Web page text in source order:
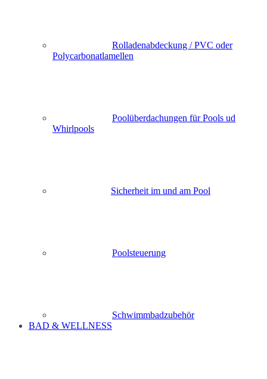
Rolladenabdeckung / PVC oder
Polycarbonatlamellen
Poolüberdachungen für Pools ud
Whirlpools
Sicherheit im und am Pool
Poolsteuerung
Schwimmbadzubehör
BAD & WELLNESS